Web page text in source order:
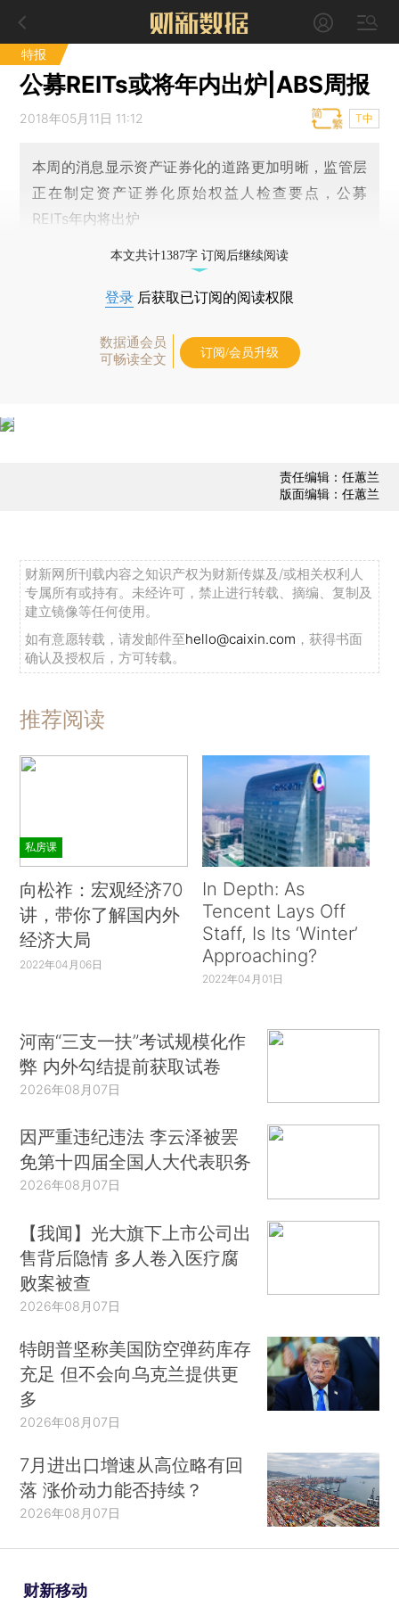
特报
公募REITs或将年内出炉|ABS周报
2018年05月11日 11:12 T中
本周的消息显示资产证券化的道路更加明晰，监管层
正在制定资产证券化原始权益人检查要点，公募
REITs年内将出炉
本文共计1387字 订阅后继续阅读
登录 后获取已订阅的阅读权限
数据通会员
可畅读全文
订阅/会员升级
责任编辑：任蕙兰
版面编辑：任蕙兰
财新网所刊载内容之知识产权为财新传媒及/或相关权利人
专属所有或持有。未经许可，禁止进行转载、摘编、复制及
建立镜像等任何使用。
如有意愿转载，请发邮件至hello@caixin.com ，获得书面
确认及授权后，方可转载。
推荐阅读
私房课
向松祚：宏观经济70
讲，带你了解国内外
经济大局
2022年04月06日
In Depth: As
Tencent Lays Off
Staff, Is Its ‘Winter’
Approaching?
2022年04月01日
河南“三支一扶”考试规模化作
弊 内外勾结提前获取试卷
2026年08月07日
因严重违纪违法 李云泽被罢
免第十四届全国人大代表职务
2026年08月07日
【我闻】光大旗下上市公司出
售背后隐情 多人卷入医疗腐
败案被查
2026年08月07日
特朗普坚称美国防空弹药库存
充足 但不会向乌克兰提供更
多
2026年08月07日
7月进出口增速从高位略有回
落 涨价动力能否持续？
2026年08月07日
财新移动